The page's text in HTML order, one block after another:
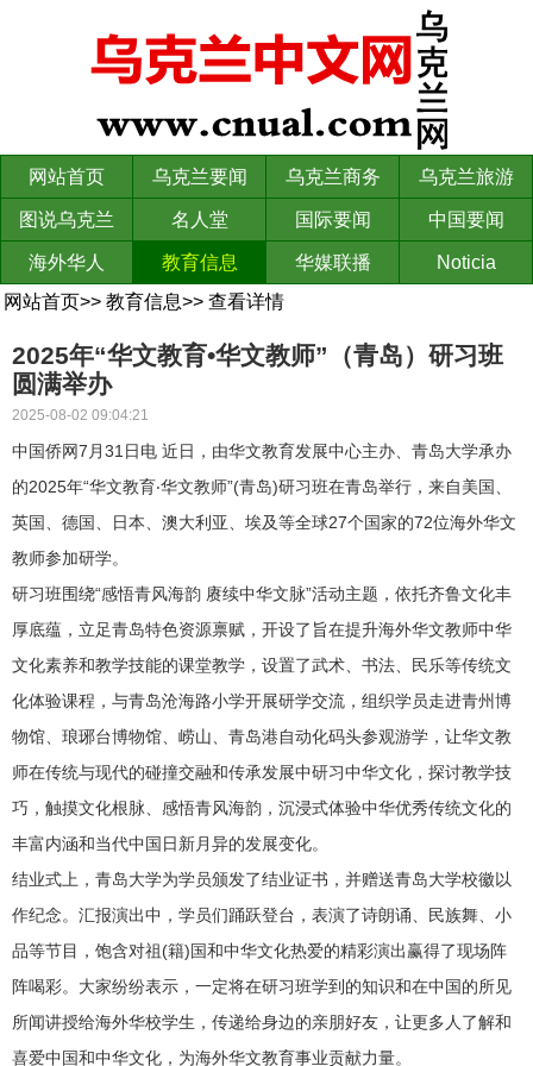
网站首页 乌克兰要闻 乌克兰商务 乌克兰旅游
图说乌克兰 名人堂 国际要闻 中国要闻
海外华人 教育信息 华媒联播
Noticia
网站首页>> 教育信息>> 查看详情
2025年“华文教育•华文教师”（青岛）研习班
圆满举办
2025-08-02 09:04:21
中国侨网7月31日电 近日，由华文教育发展中心主办、青岛大学承办
的2025年“华文教育‧华文教师”(青岛)研习班在青岛举行，来自美国、
英国、德国、日本、澳大利亚、埃及等全球27个国家的72位海外华文
教师参加研学。
研习班围绕“感悟青风海韵 赓续中华文脉”活动主题，依托齐鲁文化丰
厚底蕴，立足青岛特色资源禀赋，开设了旨在提升海外华文教师中华
文化素养和教学技能的课堂教学，设置了武术、书法、民乐等传统文
化体验课程，与青岛沧海路小学开展研学交流，组织学员走进青州博
物馆、琅琊台博物馆、崂山、青岛港自动化码头参观游学，让华文教
师在传统与现代的碰撞交融和传承发展中研习中华文化，探讨教学技
巧，触摸文化根脉、感悟青风海韵，沉浸式体验中华优秀传统文化的
丰富内涵和当代中国日新月异的发展变化。
结业式上，青岛大学为学员颁发了结业证书，并赠送青岛大学校徽以
作纪念。汇报演出中，学员们踊跃登台，表演了诗朗诵、民族舞、小
品等节目，饱含对祖(籍)国和中华文化热爱的精彩演出赢得了现场阵
阵喝彩。大家纷纷表示，一定将在研习班学到的知识和在中国的所见
所闻讲授给海外华校学生，传递给身边的亲朋好友，让更多人了解和
喜爱中国和中华文化，为海外华文教育事业贡献力量。